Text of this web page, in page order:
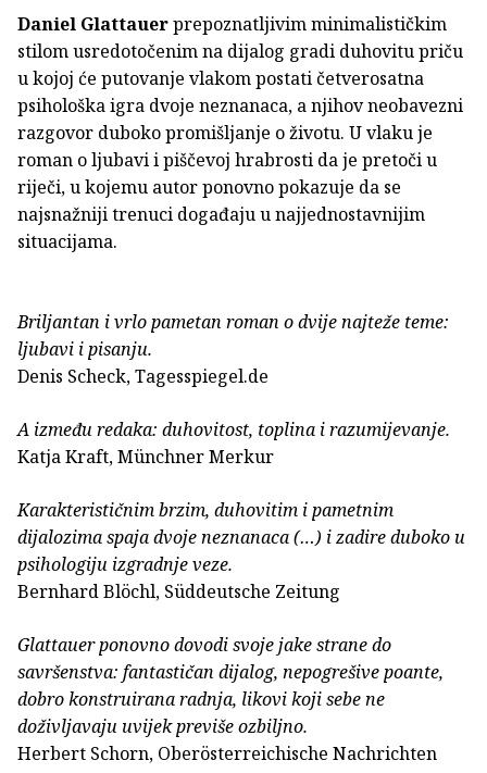
Daniel Glattauerprepoznatljivim minimalističkim
stilom usredotočenim na dijalog gradi duhovitu priču
u kojoj će putovanje vlakom postati četverosatna
psihološka igra dvoje neznanaca, a njihov neobavezni
razgovor duboko promišljanje o životu. U vlaku je
roman o ljubavi i piščevoj hrabrosti da je pretoči u
riječi, u kojemu autor ponovno pokazuje da se
najsnažniji trenuci događaju u najjednostavnijim
situacijama.
Briljantan i vrlo pametan roman o dvije najteže teme:
ljubavi i pisanju.
Denis Scheck, Tagesspiegel.de
A između redaka: duhovitost, toplina i razumijevanje.
Katja Kraft, Münchner Merkur
Karakterističnim brzim, duhovitim i pametnim
dijalozima spaja dvoje neznanaca (…) i zadire duboko u
psihologiju izgradnje veze.
Bernhard Blöchl, Süddeutsche Zeitung
Glattauer ponovno dovodi svoje jake strane do
savršenstva: fantastičan dijalog, nepogrešive poante,
dobro konstruirana radnja, likovi koji sebe ne
doživljavaju uvijek previše ozbiljno.
Herbert Schorn, Oberösterreichische Nachrichten